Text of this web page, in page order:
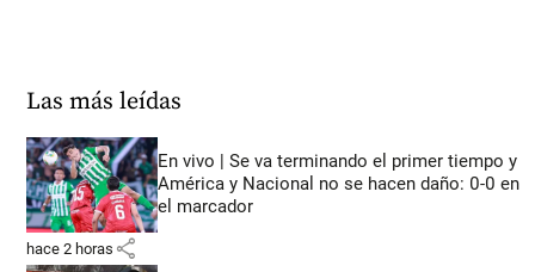
Las más leídas
En vivo | Se va terminando el primer tiempo y
América y Nacional no se hacen daño: 0-0 en
el marcador
hace 2 horas share